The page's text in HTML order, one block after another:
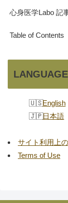
心身医学Labo 記
Table of Contents
LANGUAGE
English
日本語
サイト利用上
Terms of Use